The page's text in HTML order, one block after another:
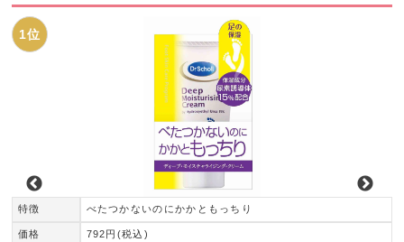
1位
特徴
価格
べたつかないのにかかともっちり
792円(税込)